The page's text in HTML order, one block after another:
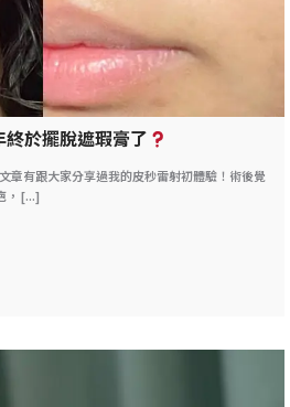
於擺脫遮瑕膏了
章有跟大家分享過我的皮秒雷射初體驗！術後覺
， [...]